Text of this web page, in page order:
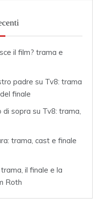
il film? trama e
padre su Tv8: trama
finale
sopra su Tv8: trama,
trama, cast e finale
il finale e la
Roth